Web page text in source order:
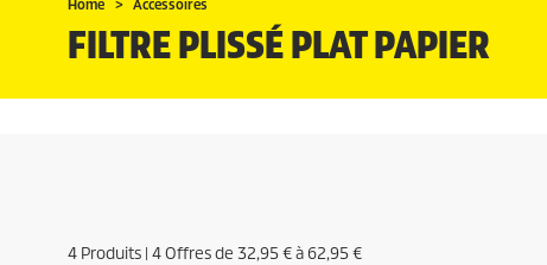
Home Accessoires
FILTRE PLISSÉ PLAT PAPIER
4 Produits | 4Offres de 32,95 €à62,95 €